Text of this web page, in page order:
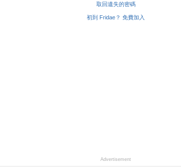
取回遺失的密碼
初到 Fridae？ 免費加入
Advertisement